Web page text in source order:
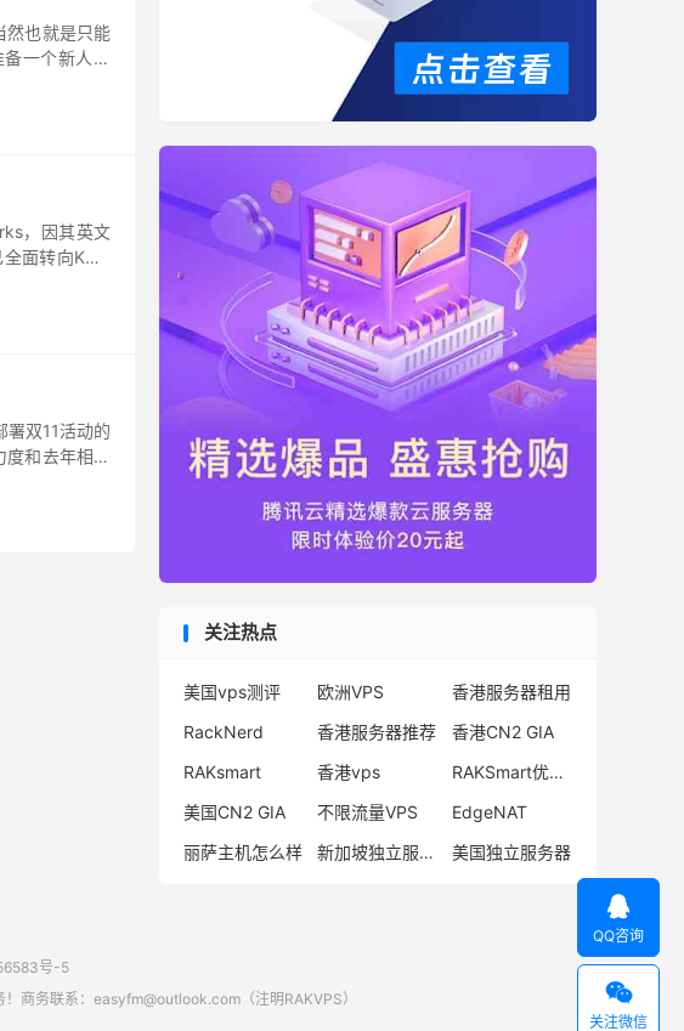
然也就是只能
一个新人账
，因其英文
面转向KVM
署双11活动的
和去年相比
关注热点
美国vps测评 欧洲VPS
香港服务器租用
RackNerd
香港服务器推荐
香港CN2 GIA
RAKsmart
香港vps
RAKSmart优惠码
美国CN2 GIA
不限流量VPS
EdgeNAT
丽萨主机怎么样
新加坡独立服务器 美国独立服务器
号-5
商务联系：easyfm@outlook.com（注明RAKVPS）

QQ咨询

关注微信